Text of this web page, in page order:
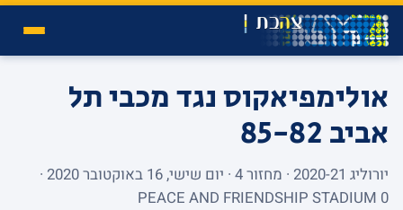
אולימפיאקוס נגד מכבי תל
אביב 85-82
יורוליג 2020-21 · מחזור 4 · יום שישי, 16 באוקטובר 2020 ·
PEACE AND FRIENDSHIP STADIUM 0